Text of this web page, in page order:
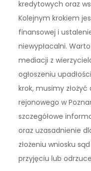
kredytowych oraz
Kolejnym krokiem
finansowej i
niewypłacalni.
mediacji z
ogłoszeniu
krok, musimy
rejonowego w
szczegółowe
oraz uzasadnienie
złożeniu wniosku
przyjęciu lub